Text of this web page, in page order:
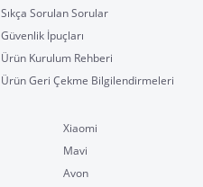
Sıkça Sorulan Sorular
Güvenlik İpuçları
Ürün Kurulum Rehberi
Ürün Geri Çekme Bilgilendirmeleri
Xiaomi
Mavi
Avon